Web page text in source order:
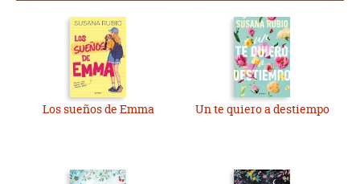
Los sueños de Emma Un te quiero a destiempo